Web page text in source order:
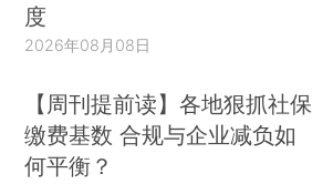
度
2026年08月08日
【周刊提前读】各地狠抓社保
缴费基数 合规与企业减负如
何平衡？